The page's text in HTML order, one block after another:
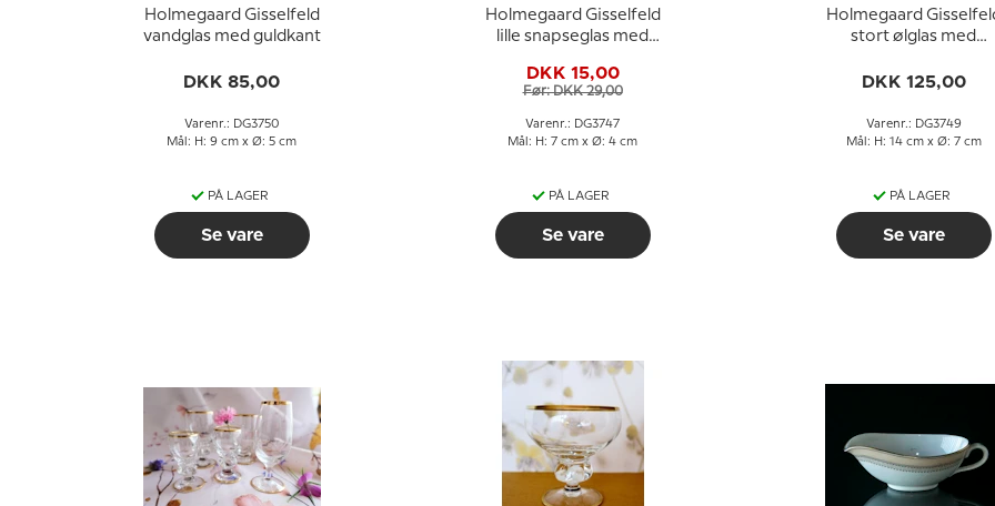
Holmegaard Gisselfeld
vandglas med guldkant
DKK 85,00
Varenr.: DG3750
Mål: H: 9 cm x Ø: 5 cm
PÅ LAGER
Se vare
Holmegaard Gisselfeld
lille snapseglas med
DKK 15,00
Før: DKK 29,00
Varenr.: DG3747
Mål: H: 7 cm x Ø: 4 cm
PÅ LAGER
Se vare
Holmegaard
stort ølglas med
DKK 125,00
Varenr.: DG3749
Mål: H: 14 cm x Ø: 7 cm
PÅ LAGER
Se vare